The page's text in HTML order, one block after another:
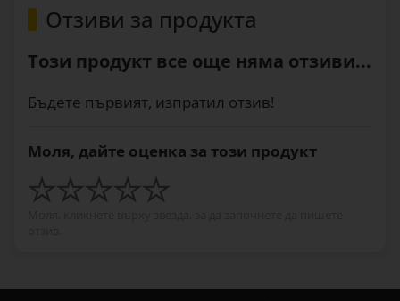
Отзиви за продукта
Този продукт все още няма отзиви...
Бъдете първият, изпратил отзив!
Моля, дайте оценка за този продукт